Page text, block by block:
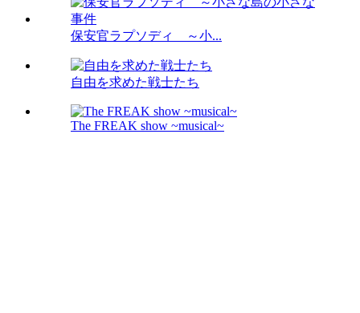
保安官ラプソディ ～小...
自由を求めた戦士たち
The FREAK show ~musical~